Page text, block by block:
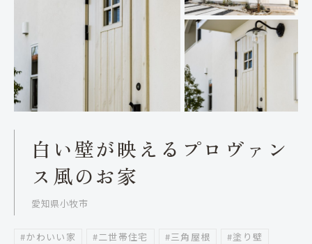
白い壁が映えるプロヴァン
ス風のお家
愛知県小牧市
#かわいい家 #二世帯住宅 #三角屋根
#塗り壁